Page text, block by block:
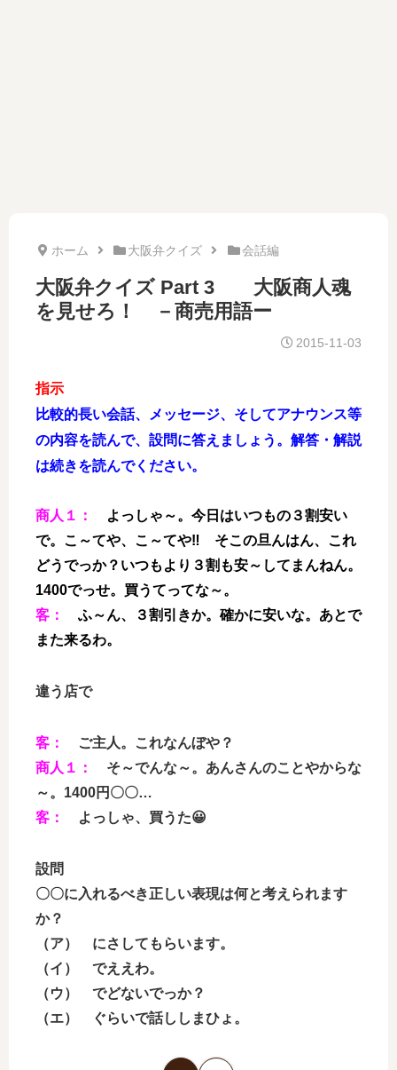
ホーム 大阪弁クイズ 会話編
大阪弁クイズ Part 3 大阪商人魂
を見せろ！ －商売用語ー
2015-11-03
指示
比較的長い会話、メッセージ、そしてアナウンス等
の内容を読んで、設問に答えましょう。 解答・解説
は続きを読んでください。
商人１：
よっしゃ～。今日はいつもの３割安い
で。こ～てや、こ～てや‼ そこの旦んはん、これ
どうでっか？いつもより３割も安～してまんねん。
1400でっせ。買うてってな～。
客：
ふ～ん、３割引きか。確かに安いな。あとで
また来るわ。
違う店で
客：
ご主人。これなんぼや？
商人１：
そ～でんな～。あんさんのことやからな
～。1400円〇〇…
客：
よっしゃ、買うた😀
設問
〇〇に入れるべき正しい表現は何と考えられます
か？
（ア） にさしてもらいます。
（イ） でええわ。
（ウ） でどないでっか？
（エ） ぐらいで話ししまひょ。